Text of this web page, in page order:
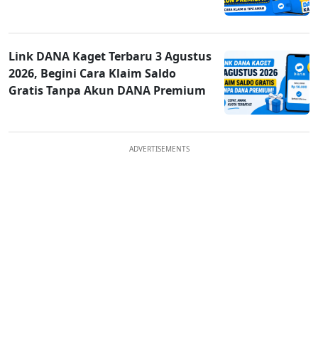
Link DANA Kaget Terbaru 3 Agustus
2026, Begini Cara Klaim Saldo
Gratis Tanpa Akun DANA Premium
ADVERTISEMENTS